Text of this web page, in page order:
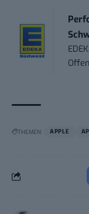
THEMEN: APPLE